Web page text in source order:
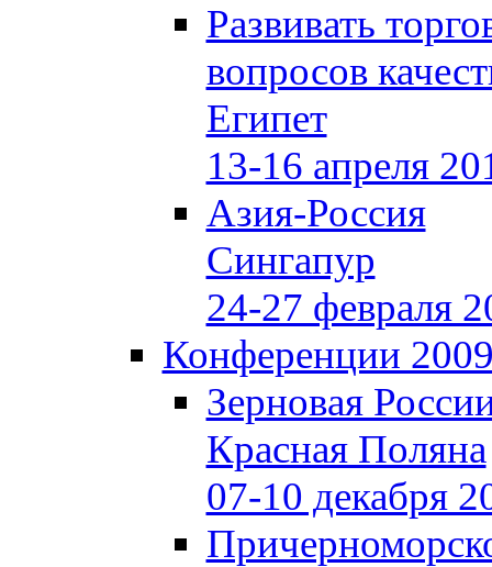
Развивать
вопросов
Египет
13-16 апреля
Азия-Россия
Сингапур
24-27 февраля
Конференции
Зерновая
Красная Поляна
07-10 декабря